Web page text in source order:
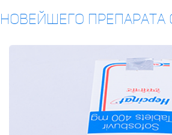
новейшего препарата